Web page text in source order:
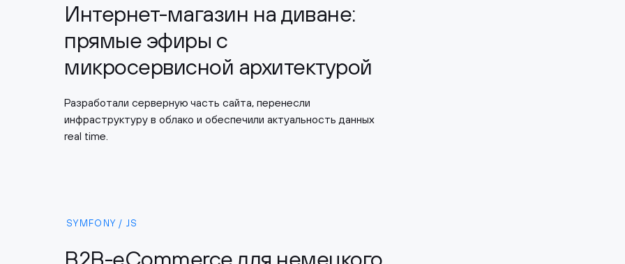
Интернет-магазин на диване:
прямые эфиры с
микросервисной архитектурой
Разработали серверную часть сайта, перенесли
инфраструктуру в облако и обеспечили актуальность данных
real time.
SYMFONY / JS
B2B-eCommerce для немецкого